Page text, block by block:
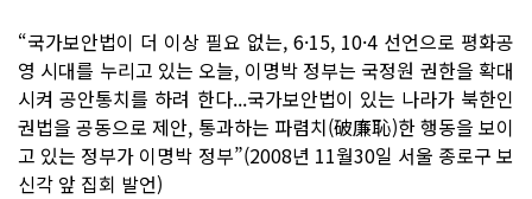
“국가보안법이 더 이상 필요 없는, 6·15, 10·4 선언으로 평화공
영 시대를 누리고 있는 오늘, 이명박 정부는 국정원 권한을 확대
시켜 공안통치를 하려 한다...국가보안법이 있는 나라가 북한인
권법을 공동으로 제안, 통과하는 파렴치(破廉恥)한 행동을 보이
고 있는 정부가 이명박 정부”(2008년 11월30일 서울 종로구 보
신각 앞 집회 발언)